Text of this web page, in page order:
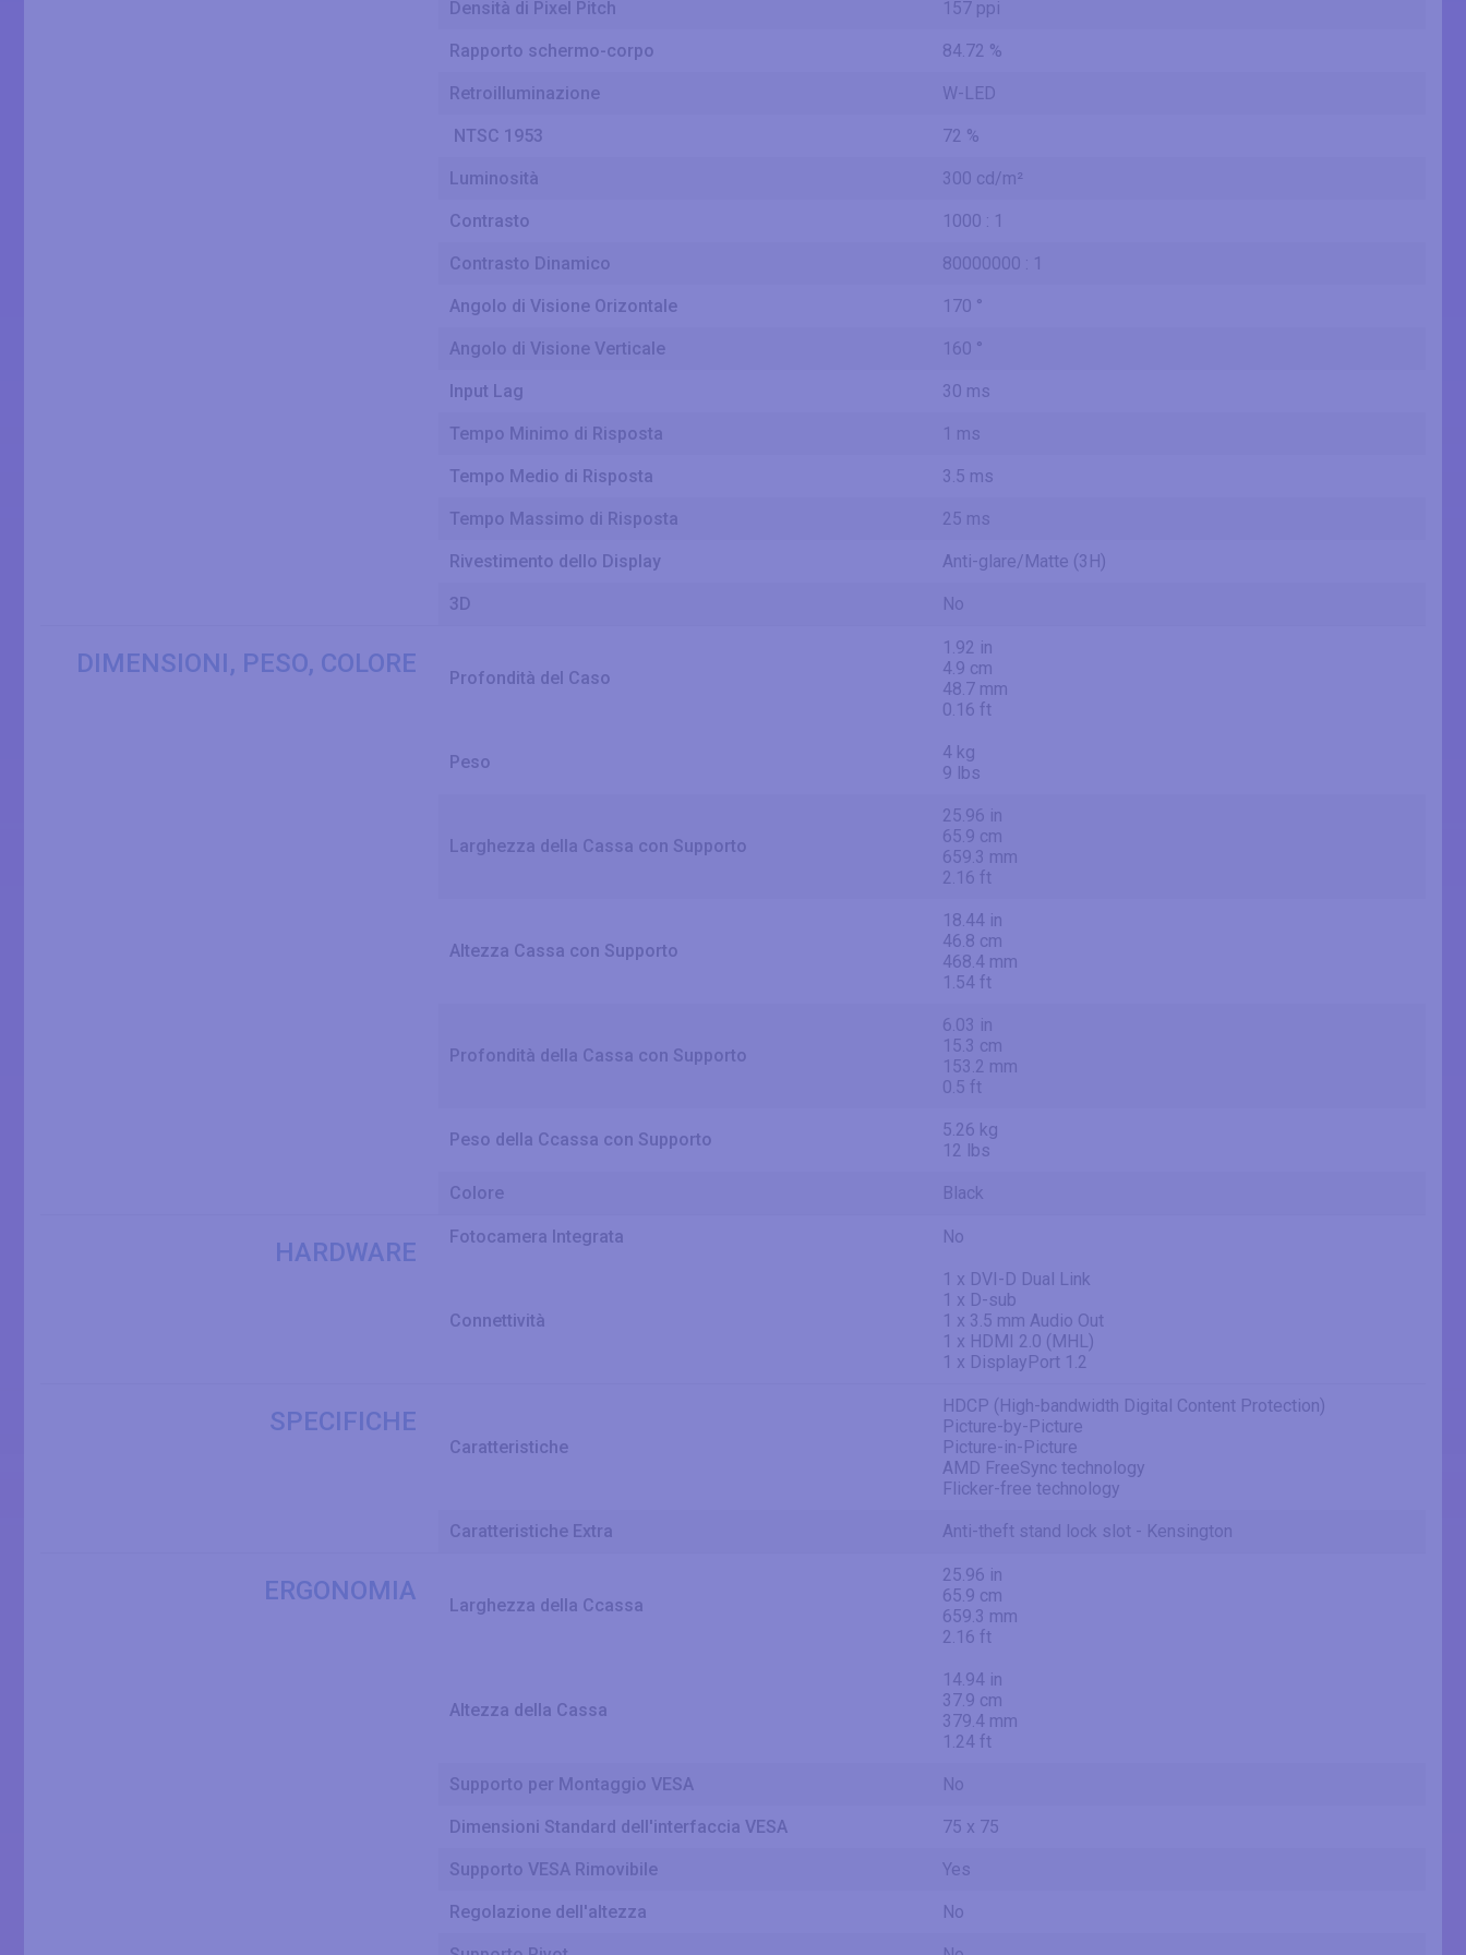
Densità di Pixel Pitch 157 ppi
Rapporto schermo-corpo 84.72 %
Retroilluminazione W-LED
NTSC 1953 72 %
Luminosità 300 cd/m²
Contrasto 1000 : 1
Contrasto Dinamico 80000000 : 1
Angolo di Visione Orizontale 170 °
Angolo di Visione Verticale 160 °
Input Lag 30 ms
Tempo Minimo di Risposta 1 ms
Tempo Medio di Risposta 3.5 ms
Tempo Massimo di Risposta 25 ms
Rivestimento dello Display Anti-glare/Matte (3H)
3D No
DIMENSIONI, PESO, COLORE Profondità del Caso
1.92 in
4.9 cm
48.7 mm
0.16 ft
Peso
4 kg
9 lbs
Larghezza della Cassa con Supporto
25.96 in
65.9 cm
659.3 mm
2.16 ft
Altezza Cassa con Supporto
18.44 in
46.8 cm
468.4 mm
1.54 ft
Profondità della Cassa con Supporto
6.03 in
15.3 cm
153.2 mm
0.5 ft
Peso della Ccassa con Supporto
5.26 kg
12 lbs
Colore Black
HARDWARE
Fotocamera Integrata No
Connettività
1 x DVI-D Dual Link
1 x D-sub
1 x 3.5 mm Audio Out
1 x HDMI 2.0 (MHL)
1 x DisplayPort 1.2
SPECIFICHE
Caratteristiche
HDCP (High-bandwidth Digital Content Protection)
Picture-by-Picture
Picture-in-Picture
AMD FreeSync technology
Flicker-free technology
Caratteristiche Extra Anti-theft stand lock slot - Kensington
ERGONOMIA Larghezza della Ccassa
25.96 in
65.9 cm
659.3 mm
2.16 ft
Altezza della Cassa
14.94 in
37.9 cm
379.4 mm
1.24 ft
Supporto per Montaggio VESA No
Dimensioni Standard dell'interfaccia VESA 75 x 75
Supporto VESA Rimovibile Yes
Regolazione dell'altezza No